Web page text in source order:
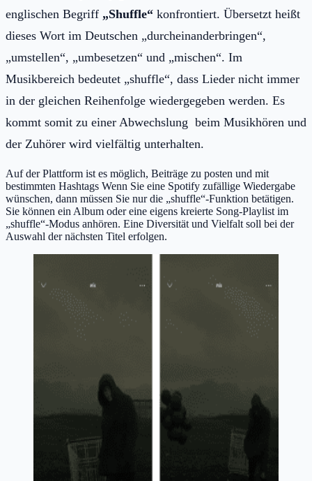
englischen Begriff „Shuffle“ konfrontiert. Übersetzt heißt
dieses Wort im Deutschen „durcheinanderbringen“,
„umstellen“, „umbesetzen“ und „mischen“. Im
Musikbereich bedeutet „shuffle“, dass Lieder nicht immer
in der gleichen Reihenfolge wiedergegeben werden. Es
kommt somit zu einer Abwechslung beim Musikhören und
der Zuhörer wird vielfältig unterhalten.
Auf der Plattform ist es möglich, Beiträge zu posten und mit
bestimmten Hashtags Wenn Sie eine Spotify zufällige Wiedergabe
wünschen, dann müssen Sie nur die „shuffle“-Funktion betätigen.
Sie können ein Album oder eine eigens kreierte Song-Playlist im
„shuffle“-Modus anhören. Eine Diversität und Vielfalt soll bei der
Auswahl der nächsten Titel erfolgen.